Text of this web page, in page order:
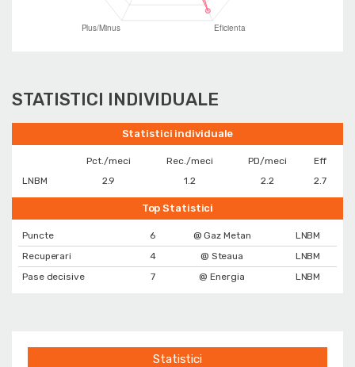
STATISTICI INDIVIDUALE
Statistici individuale
Pct./meci Rec./meci PD/meci
Eff
LNBM
2.9 1.2 2.2 2.7
Top Statistici
Puncte 6 @ Gaz Metan
LNBM
Recuperari
4 @ Steaua
LNBM
Pase decisive
7 @ Energia LNBM
Statistici